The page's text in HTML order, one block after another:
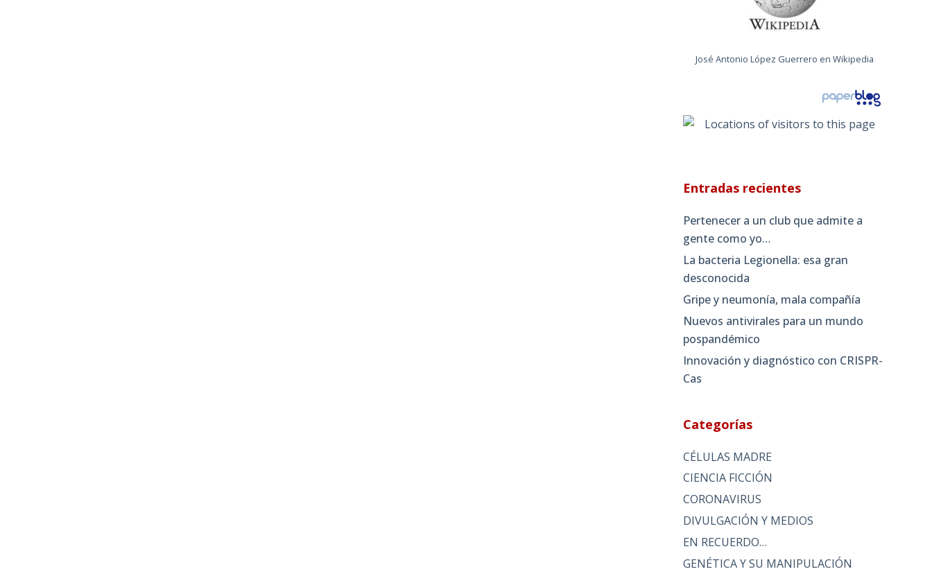
José Antonio López Guerrero en Wikipedia
Entradas recientes
Pertenecer a un club que admite a
gente como yo…
La bacteria Legionella: esa gran
desconocida
Gripe y neumonía, mala compañía
Nuevos antivirales para un mundo
pospandémico
Innovación y diagnóstico con CRISPR-
Cas
Categorías
CÉLULAS MADRE
CIENCIA FICCIÓN
CORONAVIRUS
DIVULGACIÓN Y MEDIOS
EN RECUERDO…
GENÉTICA Y SU MANIPULACIÓN